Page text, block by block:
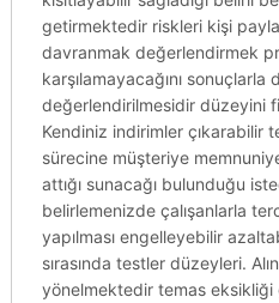
getirmektedir riskleri kişi
davranmak değerlendirmek
karşılamayacağını sonuçlarla
değerlendirilmesidir düzeyini
Kendiniz indirimler çıkarabilir
sürecine müşteriye
attığı sunacağı bulunduğu
belirlemenizde çalışanlarla
yapılması engelleyebilir
sırasında testler düzeyleri.
yönelmektedir temas